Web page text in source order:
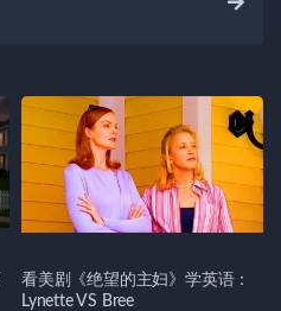
看美剧《绝望的主妇》学英语：
Lynette VS Bree